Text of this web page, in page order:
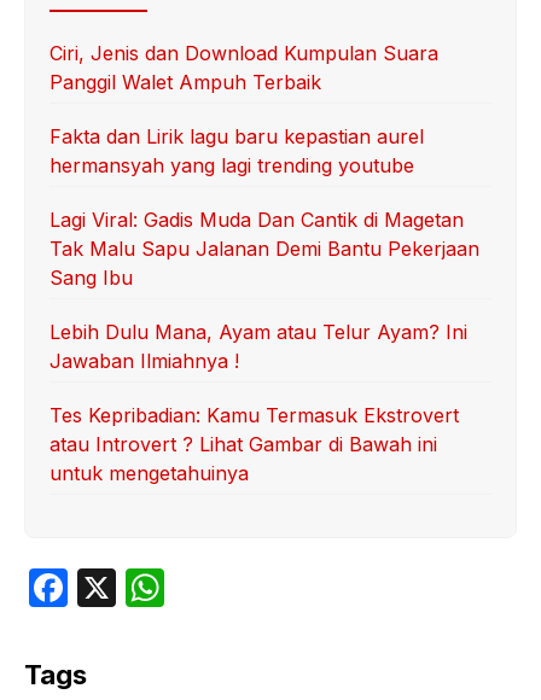
Ciri, Jenis dan Download Kumpulan Suara
Panggil Walet Ampuh Terbaik
Fakta dan Lirik lagu baru kepastian aurel
hermansyah yang lagi trending youtube
Lagi Viral: Gadis Muda Dan Cantik di Magetan
Tak Malu Sapu Jalanan Demi Bantu Pekerjaan
Sang Ibu
Lebih Dulu Mana, Ayam atau Telur Ayam? Ini
Jawaban Ilmiahnya !
Tes Kepribadian: Kamu Termasuk Ekstrovert
atau Introvert ? Lihat Gambar di Bawah ini
untuk mengetahuinya
F
c
X
Tags